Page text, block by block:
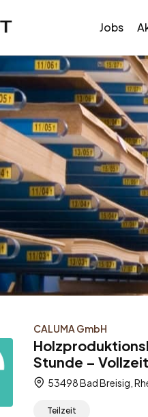
Jobs
CALUMA GmbH
Stunde –
53498 Bad Breisig,
Teilzeit